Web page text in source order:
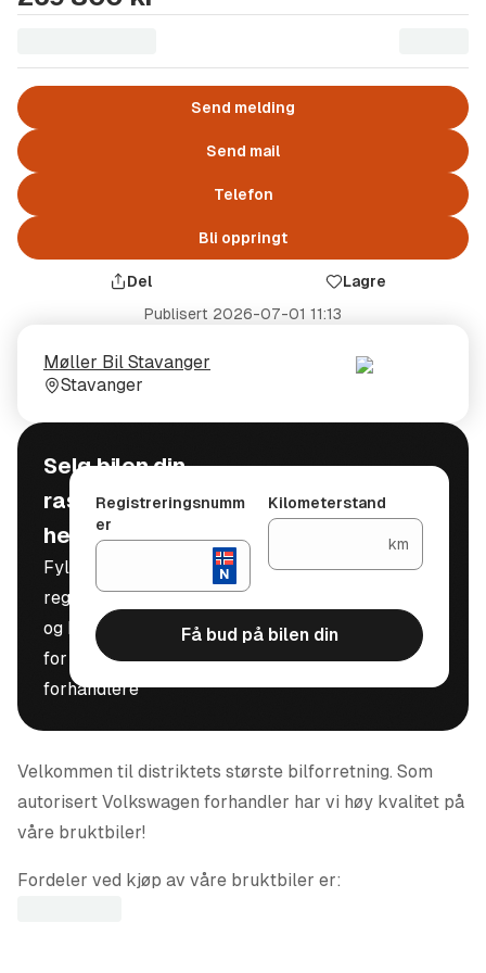
Send melding
Send mail
Telefon
Bli oppringt
Del
Lagre
Publisert 2026-07-01 11:13
Selger
Møller Bil Stavanger
Selgerens
plass
Stavanger
Selg bilen din
raskt, trygt og
helt gratis
Fyll inn
registreringsnummer
og kilometerstand
for å motta bud fra
forhandlere
Registreringsnumm
er
Kilometerstand
km
Få bud på bilen din
Velkommen til distriktets største bilforretning. Som
autorisert Volkswagen forhandler har vi høy kvalitet på
våre bruktbiler!
Fordeler ved kjøp av våre bruktbiler er: